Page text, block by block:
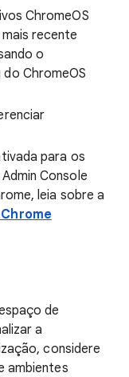
ChromeOS
recente
o
ChromeOS
para os
Console
leia sobre a
de
a
considere
ambientes